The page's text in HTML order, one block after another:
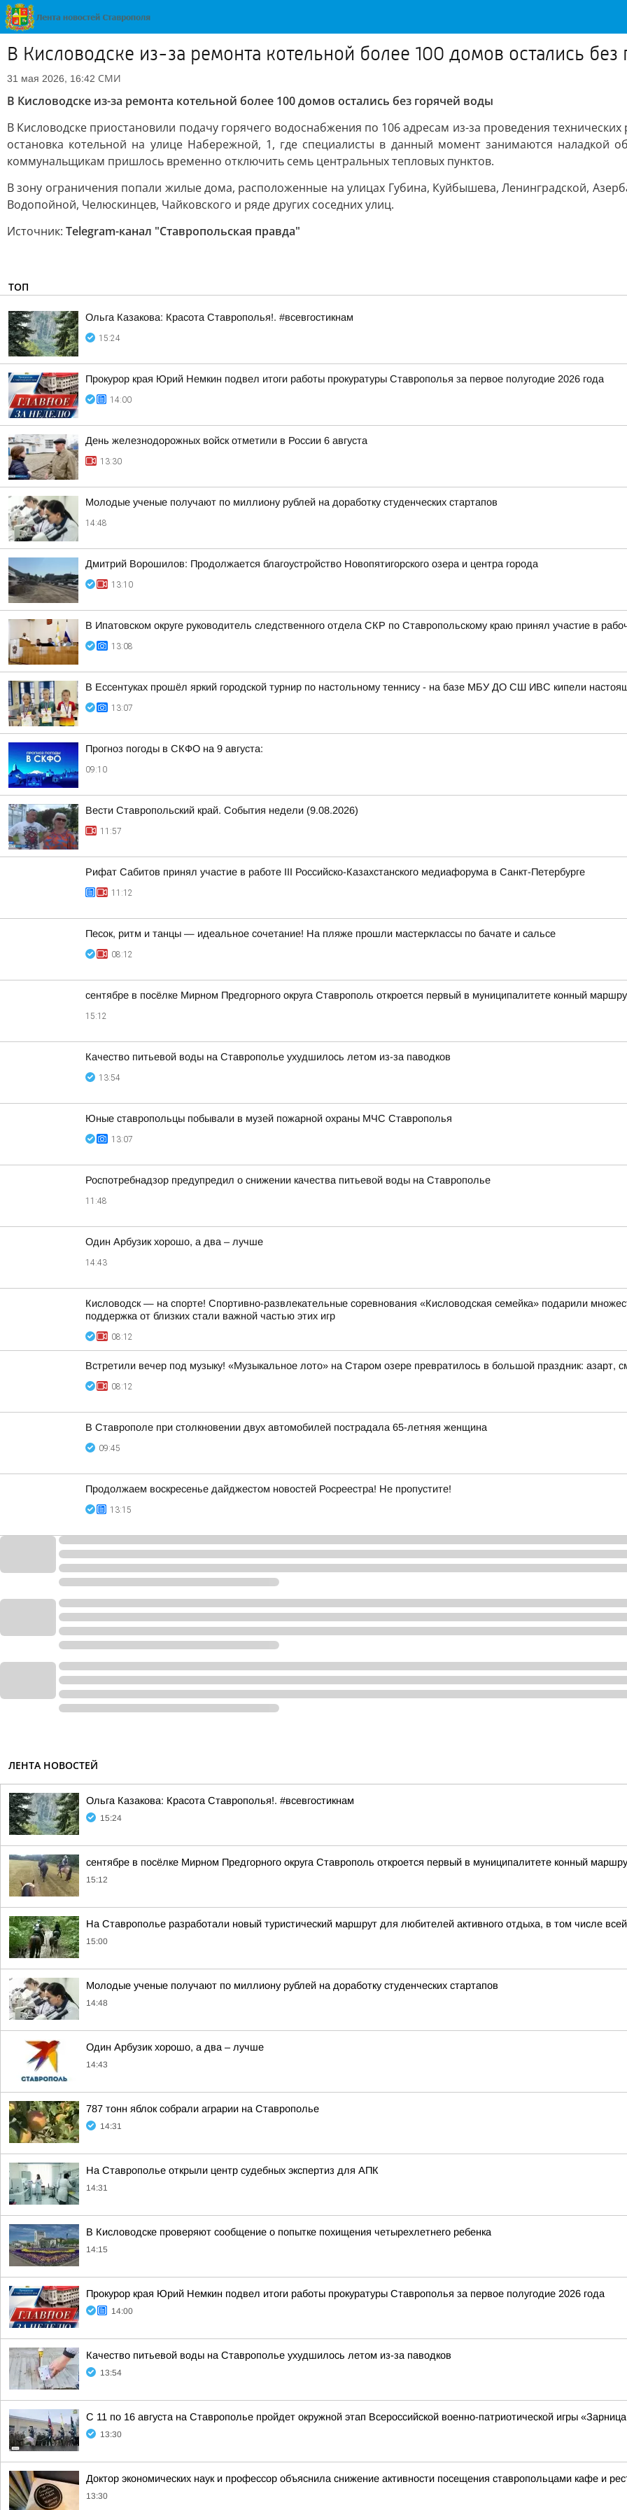
В Кисловодске из-за ремонта котельной более 100 домов остались
31 мая 2026, 16:42 СМИ
В Кисловодске из-за ремонта котельной более 100 домов остались без горячей воды
В Кисловодске приостановили подачу горячего водоснабжения по 106 адресам из-за проведения
остановка котельной на улице Набережной, 1, где специалисты в данный момент занимаются наладкой
коммунальщикам пришлось временно отключить семь центральных тепловых пунктов.
В зону ограничения попали жилые дома, расположенные на улицах Губина, Куйбышева, Ленинградской,
Водопойной, Челюскинцев, Чайковского и ряде других соседних улиц.
Источник: Telegram-канал "Ставропольская правда"
ТОП
Ольга Казакова: Красота Ставрополья!. #всевгостикнам
15:24
Прокурор края Юрий Немкин подвел итоги работы прокуратуры Ставрополья за первое полугодие 2026 года
14:00
День железнодорожных войск отметили в России 6 августа
13:30
Молодые ученые получают по миллиону рублей на доработку студенческих стартапов
14:48
Дмитрий Ворошилов: Продолжается благоустройство Новопятигорского озера и центра города
13:10
В Ипатовском округе руководитель следственного отдела СКР по Ставропольскому краю принял участие в
13:08
В Ессентуках прошёл яркий городской турнир по настольному теннису - на базе МБУ ДО СШ ИВС кипели
13:07
Прогноз погоды в СКФО на 9 августа:
09:10
Вести Ставропольский край. События недели (9.08.2026)
11:57
Рифат Сабитов принял участие в работе III Российско-Казахстанского медиафорума в Санкт-Петербурге
11:12
Песок, ритм и танцы — идеальное сочетание! На пляже прошли мастерклассы по бачате и сальсе
08:12
сентябре в посёлке Мирном Предгорного округа Ставрополь откроется первый в муниципалитете конный
15:12
Качество питьевой воды на Ставрополье ухудшилось летом из-за паводков
13:54
Юные ставропольцы побывали в музей пожарной охраны МЧС Ставрополья
13:07
Роспотребнадзор предупредил о снижении качества питьевой воды на Ставрополье
11:48
Один Арбузик хорошо, а два – лучше
14:43
Кисловодск — на спорте! Спортивно-развлекательные соревнования «Кисловодская семейка» подарили
поддержка от близких стали важной частью этих игр
08:12
Встретили вечер под музыку! «Музыкальное лото» на Старом озере превратилось в большой праздник: азарт,
08:12
В Ставрополе при столкновении двух автомобилей пострадала 65-летняя женщина
09:45
Продолжаем воскресенье дайджестом новостей Росреестра! Не пропустите!
13:15
ЛЕНТА НОВОСТЕЙ
Ольга Казакова: Красота Ставрополья!. #всевгостикнам
15:24
сентябре в посёлке Мирном Предгорного округа Ставрополь откроется первый в муниципалитете конный
15:12
На Ставрополье разработали новый туристический маршрут для любителей активного отдыха, в том числе
15:00
Молодые ученые получают по миллиону рублей на доработку студенческих стартапов
14:48
Один Арбузик хорошо, а два – лучше
14:43
787 тонн яблок собрали аграрии на Ставрополье
14:31
На Ставрополье открыли центр судебных экспертиз для АПК
14:31
В Кисловодске проверяют сообщение о попытке похищения четырехлетнего ребенка
14:15
Прокурор края Юрий Немкин подвел итоги работы прокуратуры Ставрополья за первое полугодие 2026 года
14:00
Качество питьевой воды на Ставрополье ухудшилось летом из-за паводков
13:54
С 11 по 16 августа на Ставрополье пройдет окружной этап Всероссийской военно-патриотической игры
13:30
Доктор экономических наук и профессор объяснила снижение активности посещения ставропольцами кафе и
13:30